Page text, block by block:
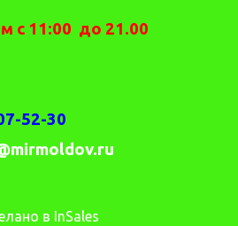
с 11:00 до 21.00
52-30
в InSales